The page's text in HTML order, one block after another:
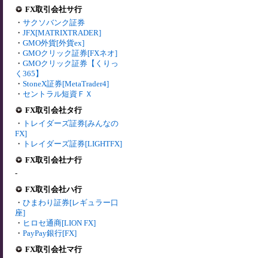
FX取引会社サ行
・ サクソバンク証券
・ JFX[MATRIXTRADER]
・ GMO外貨[外貨ex]
・ GMOクリック証券[FXネオ]
・ GMOクリック証券【くりっ
く365】
・ StoneX証券[MetaTrader4]
・ セントラル短資ＦＸ
FX取引会社タ行
・ トレイダーズ証券[みんなの
FX]
・ トレイダーズ証券[LIGHTFX]
FX取引会社ナ行
-
FX取引会社ハ行
・ ひまわり証券[レギュラー口
座]
・ ヒロセ通商[LION FX]
・ PayPay銀行[FX]
FX取引会社マ行